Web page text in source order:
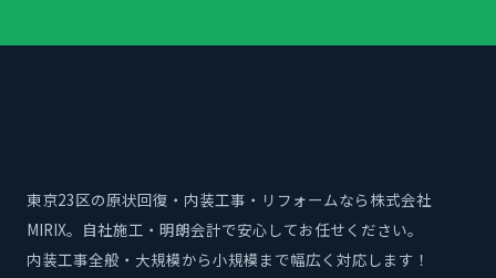
東京23区の原状回復・内装工事・リフォームなら株式会社
MIRIX。自社施工・明朗会計で安心してお任せください。
内装工事全般・大規模から小規模まで幅広く対応します！